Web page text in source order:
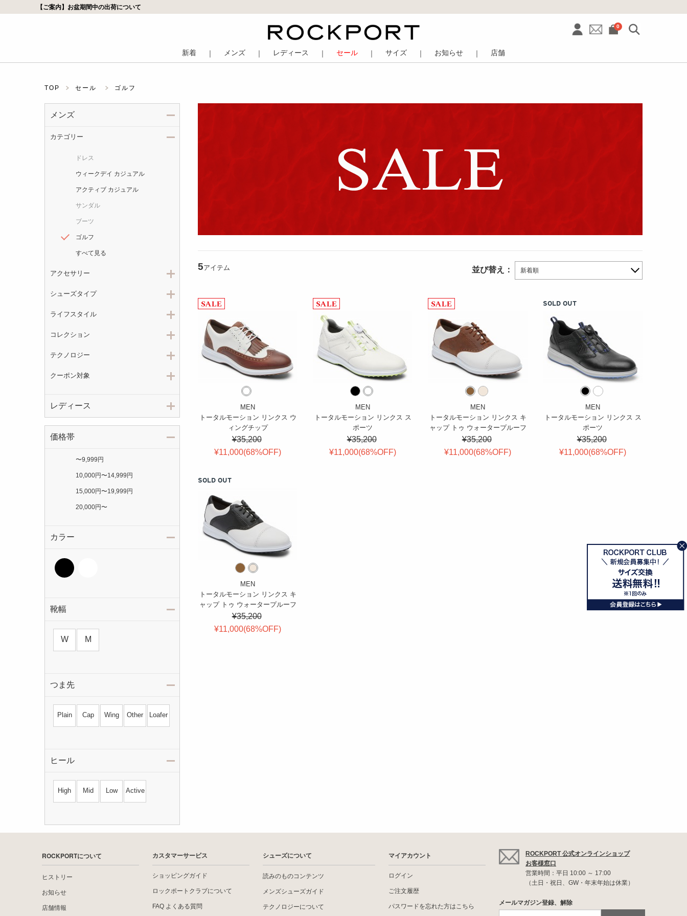
【ご案内】お盆期間中の出荷について
0
新着 ｜ メンズ ｜ レディース ｜ セール ｜ サイズ ｜ お知らせ ｜ 店舗
TOP セール ゴルフ
メンズ
カテゴリー
ドレス
ウィークデイ カジュアル
アクティブ カジュアル
サンダル
ブーツ
ゴルフ
すべて見る
アクセサリー
シューズタイプ
ライフスタイル
コレクション
テクノロジー
クーポン対象
レディース
価格帯
〜9,999円
10,000円〜14,999円
15,000円〜19,999円
20,000円〜
カラー
靴幅
W M
つま先
Plain Cap Wing Other Loafer
ヒール
High Mid Low Active
5アイテム 並び替え： 新着順
MEN
トータルモーション リンクス ウ
ィングチップ
¥35,200
¥11,000(68%OFF)
MEN
トータルモーション リンクス ス
ポーツ
¥35,200
¥11,000(68%OFF)
MEN
トータルモーション リンクス キ
ャップ トゥ ウォータープルーフ
¥35,200
¥11,000(68%OFF)
SOLD OUT
MEN
トータルモーション リンクス ス
ポーツ
¥35,200
¥11,000(68%OFF)
SOLD OUT
MEN
トータルモーション リンクス キ
ャップ トゥ ウォータープルーフ
¥35,200
¥11,000(68%OFF)
ROCKPORTについて
ヒストリー
お知らせ
店舗情報
カスタマーサービス
ショッピングガイド
ロックポートクラブについて
FAQ よくある質問
シューズについて
読みのものコンテンツ
メンズシューズガイド
テクノロジーについて
マイアカウント
ログイン
ご注文履歴
パスワードを忘れた方はこちら
ROCKPORT 公式オンラインショップ
お客様窓口
営業時間：平日 10:00 ～ 17:00
（土日・祝日、GW・年末年始は休業）
メールマガジン登録、解除